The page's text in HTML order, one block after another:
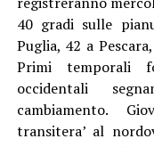
40 gradi sulle
Puglia, 42 a
Primi temporali
occidentali
cambiamento.
transitera’ al